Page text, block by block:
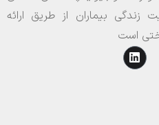
زندگی بیماران از طریق ارائه
است